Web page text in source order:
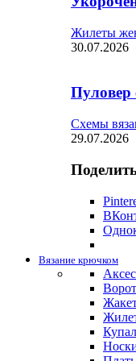
Жилеты
30.07.2026
Пуловер
Схемы
29.07.2026
Вязание крючком